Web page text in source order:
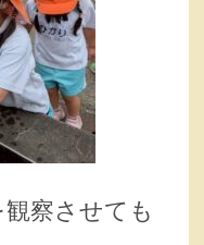
察させても